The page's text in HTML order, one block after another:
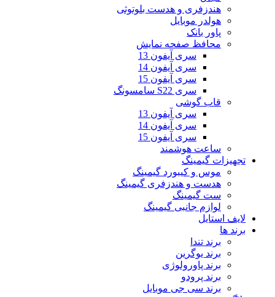
هندزفری و هدست بلوتوثی
هولدر موبایل
پاور بانک
محافظ صفحه نمایش
سری آیفون 13
سری آیفون 14
سری آیفون 15
سری S22 سامسونگ
قاب گوشی
سری آیفون 13
سری آیفون 14
سری آیفون 15
ساعت هوشمند
تجهیزات گیمینگ
موس و کیبورد گیمینگ
هدست و هندزفری گیمینگ
ست گیمینگ
لوازم جانبی گیمینگ
لایف استایل
برند ها
برند تندا
برند یوگرین
برند پاورولوژی
برند پرودو
برند سی جی موبایل